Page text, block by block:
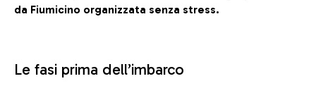
da Fiumicino organizzata senza stress.
Le fasi prima dell’imbarco